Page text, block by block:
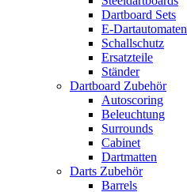
Dartboard Sets
E-Dartautomaten
Schallschutz
Ersatzteile
Ständer
Dartboard Zubehör
Autoscoring
Beleuchtung
Surrounds
Cabinet
Dartmatten
Darts Zubehör
Barrels